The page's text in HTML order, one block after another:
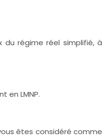
du régime réel simplifié, à
en LMNP.
êtes considéré comme